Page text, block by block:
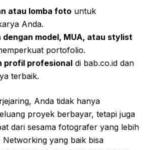
atau lomba foto untuk
Anda.
dengan model, MUA, atau stylist
portofolio.
profil profesional di bab.co.id dan
terbaik.
Anda tidak hanya
proyek berbayar, tetapi juga
dari sesama fotografer yang lebih
Networking yang baik bisa